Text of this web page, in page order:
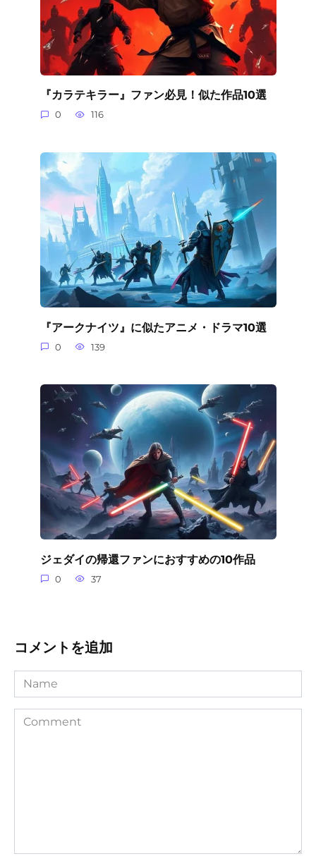
『カラテキラー』ファン必見！似た作品10選
0 116
『アークナイツ』に似たアニメ・ドラマ10選
0 139
ジェダイの帰還ファンにおすすめの10作品
0 37
コメントを追加
Name
Comment